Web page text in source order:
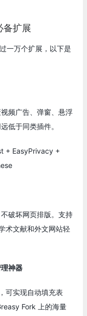
备扩展
一万个扩展，以下是
频广告、弹窗、悬浮
低于同类插件。
+ EasyPrivacy +
破坏网页排版。支持
术文献和外文网站轻
神器
可实现自动填充表
Fork 上的海量